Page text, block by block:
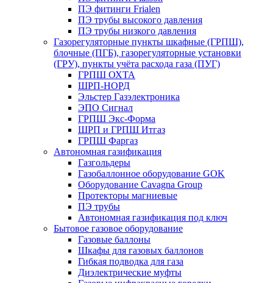
ПЭ фитинги Frialen
ПЭ трубы высокого давления
ПЭ трубы низкого давления
Газорегуляторные пункты шкафные (ГРПШ),
блочные (ПГБ), газорегуляторные установки
(ГРУ), пункты учёта расхода газа (ПУГ)
ГРПШ ОХТА
ШРП-НОРД
Эльстер Газэлектроника
ЭПО Сигнал
ГРПШ Экс-Форма
ШРП и ГРПШ Итгаз
ГРПШ Фаргаз
Автономная газификация
Газгольдеры
Газобаллонное оборудование GOK
Оборудование Cavagna Group
Протекторы магниевые
ПЭ трубы
Автономная газификация под ключ
Бытовое газовое оборудование
Газовые баллоны
Шкафы для газовых баллонов
Гибкая подводка для газа
Диэлектрические муфты